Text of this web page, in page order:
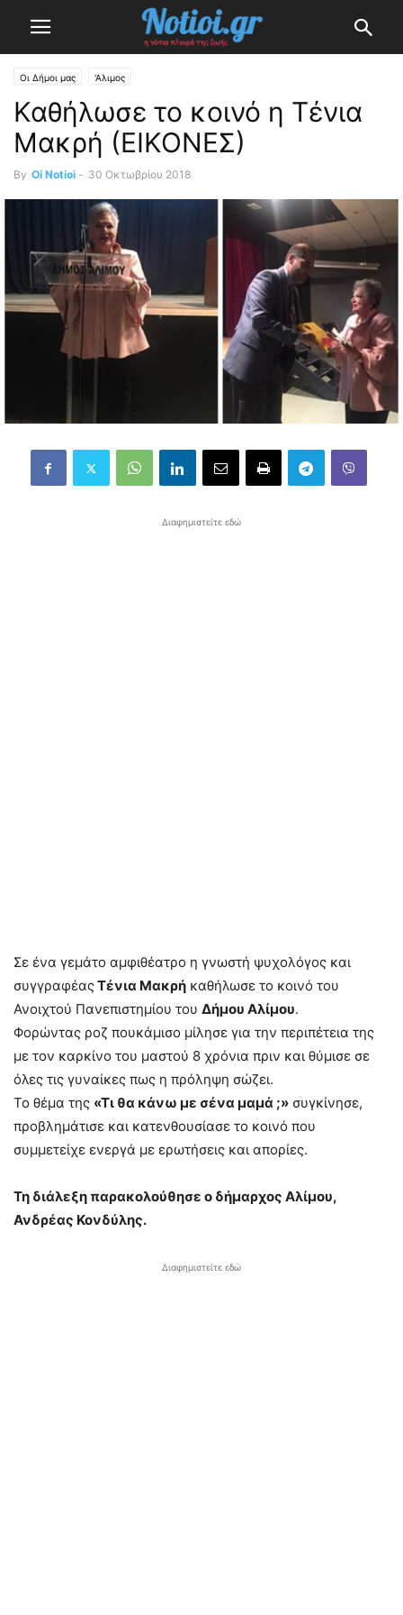
Οι Δήμοι μας 'Αλιμος
Καθήλωσε το κοινό η Τένια
Μακρή (ΕΙΚΟΝΕΣ)
By Oi Notioi - 30 Οκτωβρίου 2018
Διαφημιστείτε εδώ
Σε ένα γεμάτο αμφιθέατρο η γνωστή ψυχολόγος και
συγγραφέαςΤένια Μακρή καθήλωσε το κοινό του
Ανοιχτού Πανεπιστημίου του Δήμου Αλίμου.
Φορώντας ροζ πουκάμισο μίλησε για την περιπέτεια της
με τον καρκίνο του μαστού 8 χρόνια πριν και θύμισε σε
όλες τις γυναίκες πως η πρόληψη σώζει.
Το θέμα της «Τι θα κάνω με σένα μαμά ;» συγκίνησε,
προβλημάτισε και κατενθουσίασε το κοινό που
συμμετείχε ενεργά με ερωτήσεις και απορίες.
Τη διάλεξη παρακολούθησε ο δήμαρχος Αλίμου,
Ανδρέας Κονδύλης.
Διαφημιστείτε εδώ